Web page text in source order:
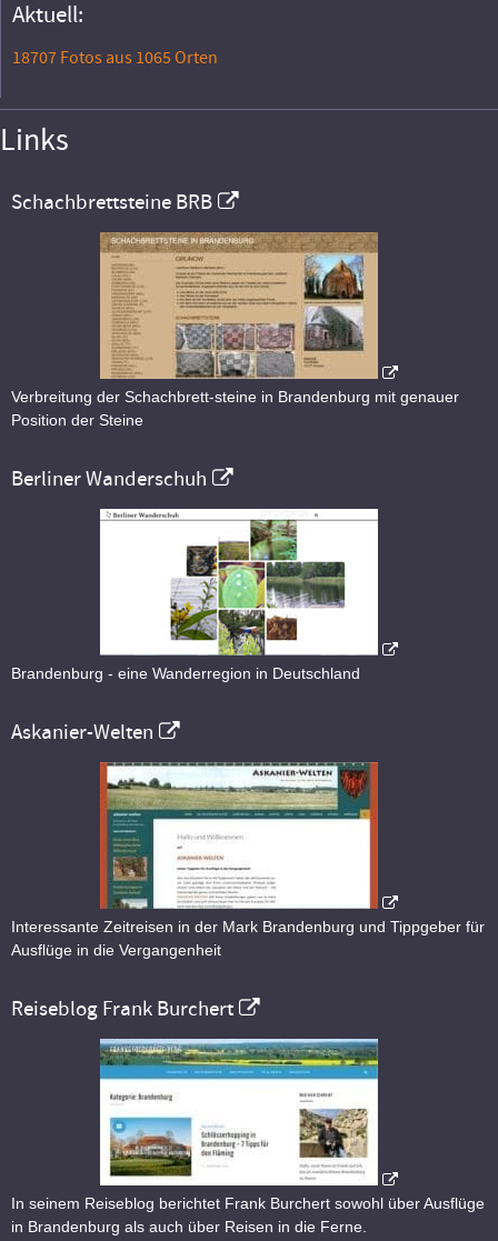
Aktuell:
18707 Fotos aus 1065 Orten
Links
Schachbrettsteine BRB
Verbreitung der Schachbrett-steine in Brandenburg mit genauer
Position der Steine
Berliner Wanderschuh
Brandenburg - eine Wanderregion in Deutschland
Askanier-Welten
Interessante Zeitreisen in der Mark Brandenburg und Tippgeber für
Ausflüge in die Vergangenheit
Reiseblog Frank Burchert
In seinem Reiseblog berichtet Frank Burchert sowohl über Ausflüge
in Brandenburg als auch über Reisen in die Ferne.